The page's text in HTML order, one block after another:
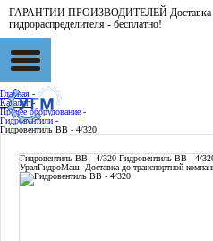
ГАРАНТИИ ПРОИЗВОДИТЕЛЕЙ Доставка
гидрораспределителя - бесплатно!
Главная -
Каталог -
Прочее оборудование -
Гидровентили -
Гидровентиль ВВ - 4/320
Гидровентиль ВВ - 4/320 Гидровентиль ВВ - 4/
УралГидроМаш. Доставка до транспортной